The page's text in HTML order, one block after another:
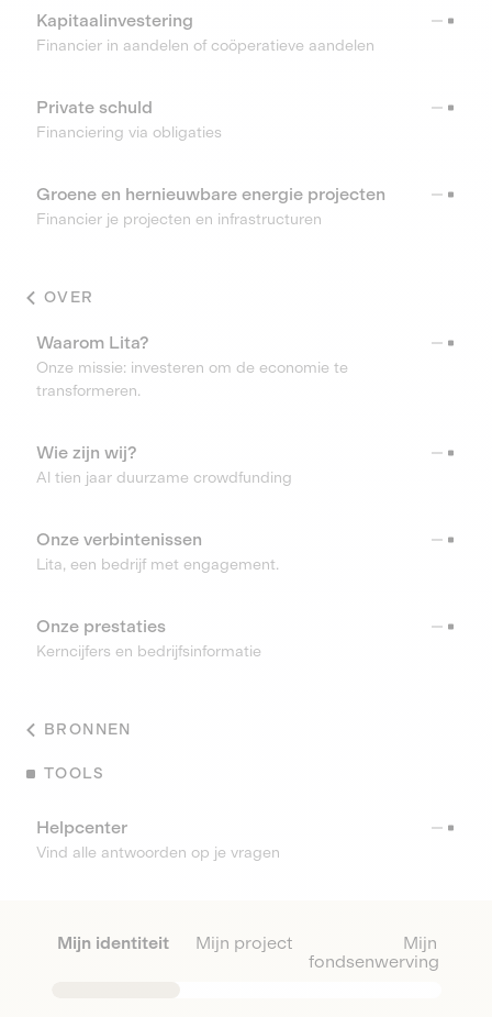
Kapitaalinvestering
Financier in aandelen of coöperatieve aandelen
Private schuld
Financiering via obligaties
Groene en hernieuwbare energie projecten
Financier je projecten en infrastructuren
OVER
Waarom Lita?
Onze missie: investeren om de economie te
transformeren.
Wie zijn wij?
Al tien jaar duurzame crowdfunding
Onze verbintenissen
Lita, een bedrijf met engagement.
Onze prestaties
Kerncijfers en bedrijfsinformatie
BRONNEN
TOOLS
Helpcenter
Vind alle antwoorden op je vragen
Mijn identiteit Mijn project
Mijn
fondsenwerving